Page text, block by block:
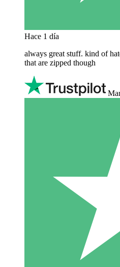
Hace 1 día
always great stuff. kind of
that are zipped though